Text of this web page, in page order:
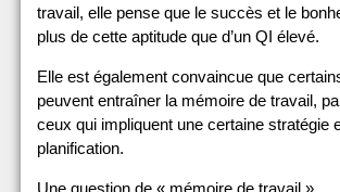
travail, elle pense que le succès et le
plus de cette aptitude que d’un QI élevé.
Elle est également convaincue que
peuvent entraîner la mémoire de travail,
ceux qui impliquent une certaine stratégie
planification.